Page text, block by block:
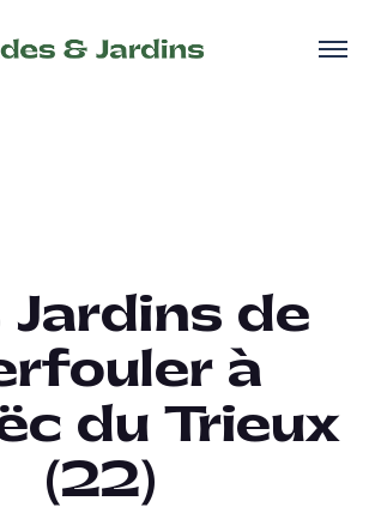
Jardins de
à
du Trieux
(22)